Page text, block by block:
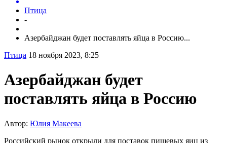
Птица
-
Азербайджан будет поставлять яйца в Россию...
Птица 18 ноября 2023, 8:25
Азербайджан будет
поставлять яйца в Россию
Автор: Юлия Макеева
Российский рынок открыли для поставок пищевых яиц из